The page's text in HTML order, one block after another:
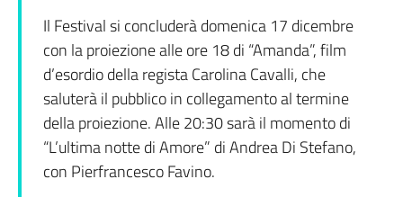
Il Festival si concluderà domenica 17 dicembre
con la proiezione alle ore 18 di “Amanda”, film
d’esordio della regista Carolina Cavalli, che
saluterà il pubblico in collegamento al termine
della proiezione. Alle 20:30 sarà il momento di
“L’ultima notte di Amore” di Andrea Di Stefano,
con Pierfrancesco Favino.